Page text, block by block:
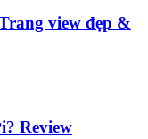
view đẹp &
Review